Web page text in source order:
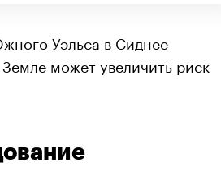
Уэльса в Сиднее
Земле может увеличить риск